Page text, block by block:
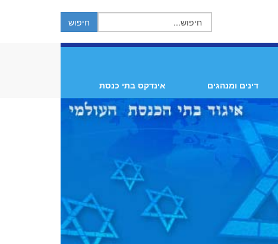
דינים ומנהגים אינדקס בתי כנסת